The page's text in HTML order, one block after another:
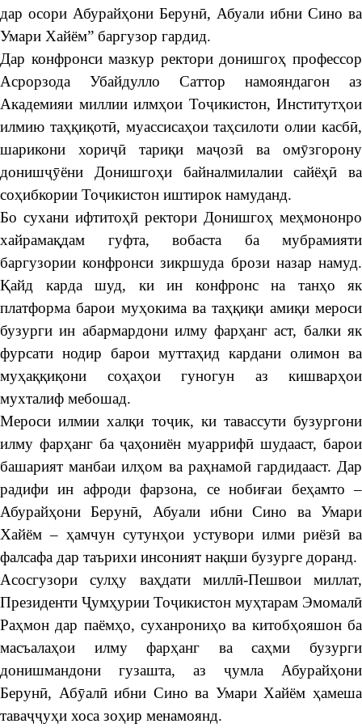
дар осори Абурайҳони Берунӣ, Абуали ибни Сино ва
Умари Хайём” баргузор гардид.
Дар конфронси мазкур ректори донишгоҳ профессор
Асрорзода Убайдулло Саттор намояндагон аз
Академияи миллии илмҳои Тоҷикистон, Институтҳои
илмию таҳқиқотӣ, муассисаҳои таҳсилоти олии касбӣ,
шарикони хориҷӣ тариқи маҷозӣ ва омӯзгорону
донишҷӯёни Донишгоҳи байналмилалии сайёҳӣ ва
соҳибкории Тоҷикистон иштирок намуданд.
Бо сухани ифтитоҳӣ ректори Донишгоҳ меҳмононро
хайрамақдам гуфта, вобаста ба мубрамияти
баргузории конфронси зикршуда брози назар намуд.
Қайд карда шуд, ки ин конфронс на танҳо як
платформа барои муҳокима ва таҳқиқи амиқи мероси
бузурги ин абармардони илму фарҳанг аст, балки як
фурсати нодир барои муттаҳид кардани олимон ва
муҳаққиқони соҳаҳои гуногун аз кишварҳои
мухталиф мебошад.
Мероси илмии халқи тоҷик, ки тавассути бузургони
илму фарҳанг ба ҷаҳониён муаррифӣ шудааст, барои
башарият манбаи илҳом ва раҳнамоӣ гардидааст. Дар
радифи ин афроди фарзона, се нобиғаи беҳамто –
Абурайҳони Берунӣ, Абуали ибни Сино ва Умари
Хайём – ҳамчун сутунҳои устувори илми риёзӣ ва
фалсафа дар таърихи инсоният нақши бузурге доранд.
Асосгузори сулҳу ваҳдати миллӣ-Пешвои миллат,
Президенти Ҷумҳурии Тоҷикистон муҳтарам Эмомалӣ
Раҳмон дар паёмҳо, суханрониҳо ва китобҳояшон ба
масъалаҳои илму фарҳанг ва саҳми бузурги
донишмандони гузашта, аз ҷумла Абурайҳони
Берунӣ, Абӯалӣ ибни Сино ва Умари Хайём ҳамеша
таваҷҷуҳи хоса зоҳир менамоянд.